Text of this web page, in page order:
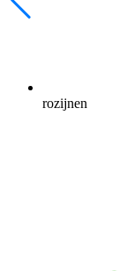
rozijnen